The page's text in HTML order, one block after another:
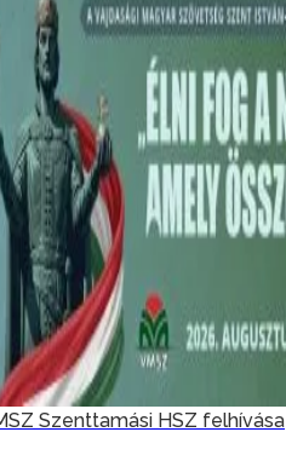
Szenttamási HSZ felhívása